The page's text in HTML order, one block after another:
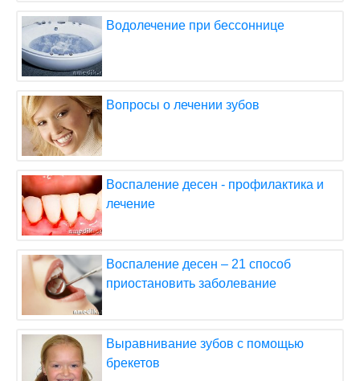
Водолечение при бессоннице
Вопросы о лечении зубов
Воспаление десен - профилактика и
лечение
Воспаление десен – 21 способ
приостановить заболевание
Выравнивание зубов с помощью
брекетов